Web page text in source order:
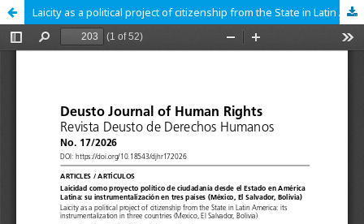
Laicity as a political project of citizenship from the State in Latin America: its instrumentalization in three countries (Mexico, El Salvador, Bolivia)